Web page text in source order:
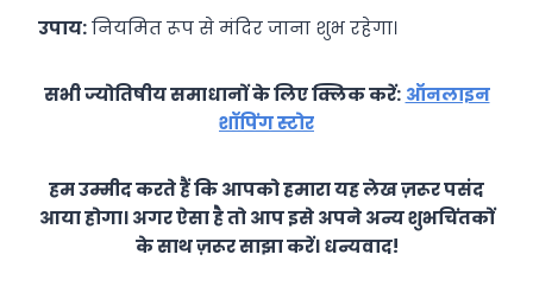
उपाय:नियमित रूप से मंदिर जाना शुभ रहेगा।
सभी ज्योतिषीय समाधानों के लिए क्लिक करें: ऑनलाइन
शॉपिंग स्टोर
हम उम्मीद करते हैं कि आपको हमारा यह लेख ज़रूर पसंद
आया होगा। अगर ऐसा है तो आप इसे अपने अन्य शुभचिंतकों
के साथ ज़रूर साझा करें। धन्यवाद!